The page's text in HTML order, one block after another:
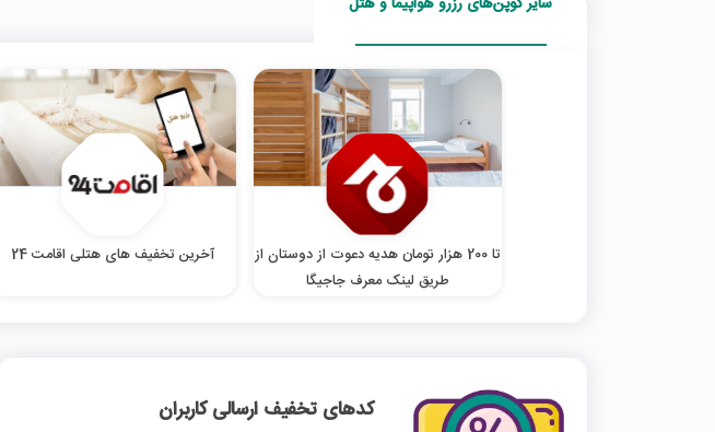
تا 200 هزار تومان هدیه دعوت از دوستان از
طریق لینک معرف جاجیگا
آخرین تخفیف های هتلی اقامت 24
کدهای تخفیف ارسالی کاربران